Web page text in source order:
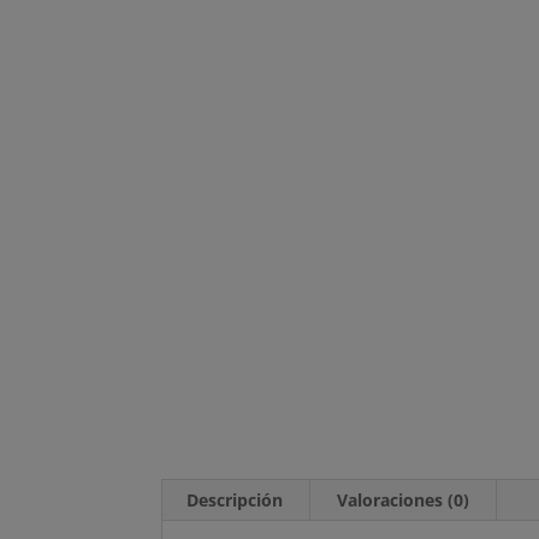
Descripción Valoraciones (0)